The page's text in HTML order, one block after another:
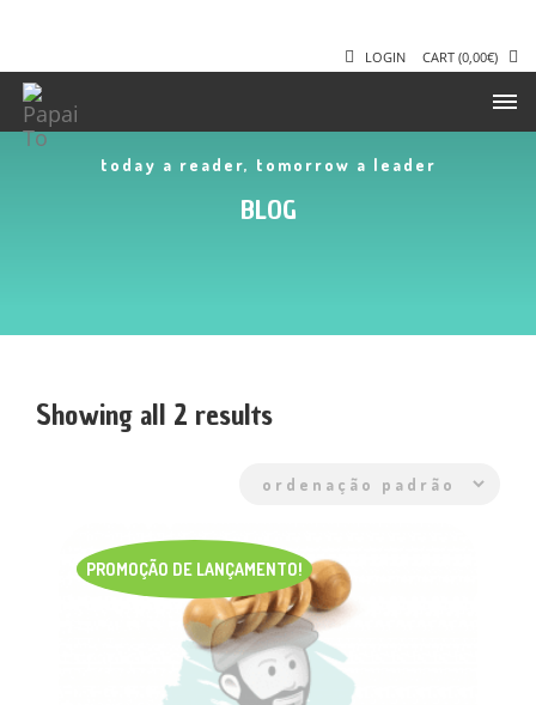
LOGIN CART (0,00€)
today a reader, tomorrow a leader
BLOG
Showing all 2 results
PROMOÇÃO DE LANÇAMENTO!